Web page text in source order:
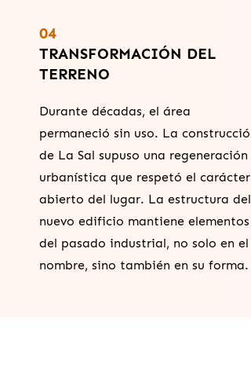
04
TRANSFORMACIÓN DEL
TERRENO
Durante décadas, el área
permaneció sin uso. La construcción
de La Sal supuso una regeneración
urbanística que respetó el carácter
abierto del lugar. La estructura del
nuevo edificio mantiene elementos
del pasado industrial, no solo en el
nombre, sino también en su forma.